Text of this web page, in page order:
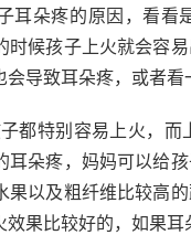
耳朵疼的原因，看
时候孩子上火就会容
导致耳朵疼，或者看
都特别容易上火，
耳朵疼，妈妈可以给
以及粗纤维比较高
果比较好的，如果